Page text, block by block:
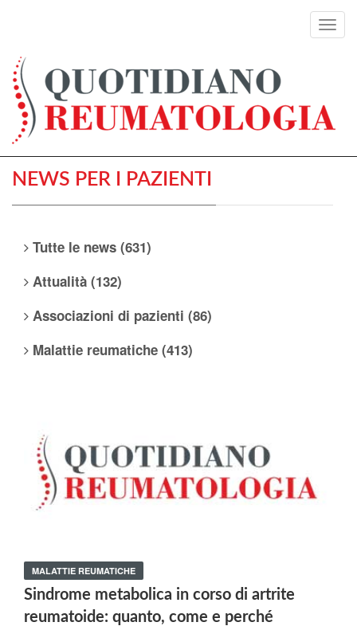
NEWS PER I PAZIENTI
Tutte le news (631)
Attualità (132)
Associazioni di pazienti (86)
Malattie reumatiche (413)
MALATTIE REUMATICHE
Sindrome metabolica in corso di artrite
reumatoide: quanto, come e perché